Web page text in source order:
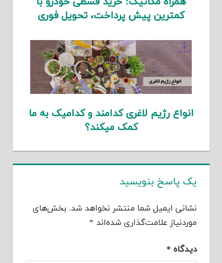
کمترین پیش پرداخت، تحویل فوری
انواع رژیم لاغری کدامند و کدامیک به ما
کمک میکند؟
یک پاسخ بنویسید
نشانی ایمیل شما منتشر نخواهد شد. بخش‌های
موردنیاز علامت‌گذاری شده‌اند *
دیدگاه *